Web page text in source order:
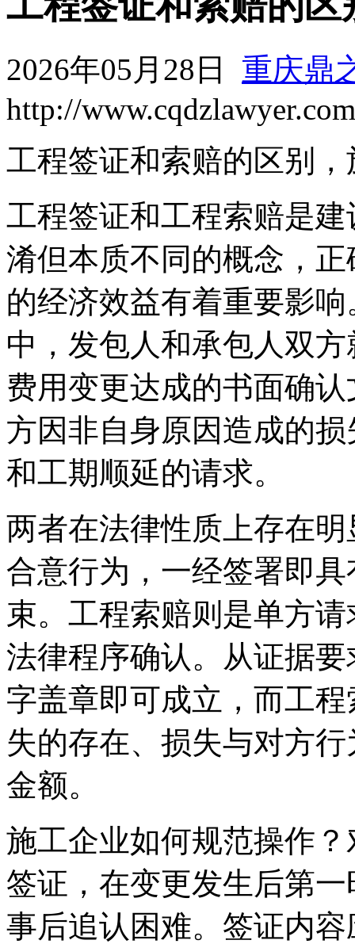
2026年05月28日 重庆鼎
http://www.cqdzlawyer.com
工程签证和索赔的区别
工程签证和工程索赔是
淆但本质不同的概念，
的经济效益有着重要影
中，发包人和承包人双
费用变更达成的书面确
方因非自身原因造成的
和工期顺延的请求。
两者在法律性质上存在
合意行为，一经签署即
束。工程索赔则是单方
法律程序确认。从证据
字盖章即可成立，而工
失的存在、损失与对方
金额。
施工企业如何规范操作
签证，在变更发生后第
事后追认困难。签证内